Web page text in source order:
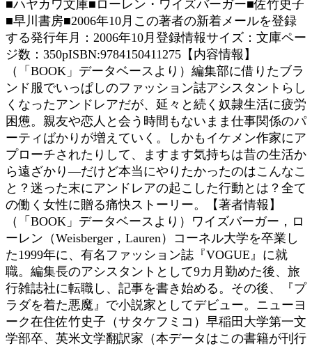
■ハヤカワ文庫■ローレン・ワイズバーガー■佐竹史子
■早川書房■2006年10月この著者の新着メールを登録
する発行年月：2006年10月登録情報サイズ：文庫ペー
ジ数：350pISBN:9784150411275【内容情報】
（「BOOK」データベースより）編集部に借りたブラ
ンド服でいっぱしのファッション誌アシスタントらし
くなったアンドレアだが、延々と続く奴隷生活に疲労
困憊。親友や恋人と会う時間もないまま仕事関係のパ
ーティばかりが増えていく。しかもイケメン作家にア
プローチされたりして、ますます気持ちは昔の生活か
ら遠ざかり—だけど本当にやりたかったのはこんなこ
と？迷った末にアンドレアの起こした行動とは？全て
の働く女性に贈る痛快ストーリー。【著者情報】
（「BOOK」データベースより）ワイズバーガー，ロ
ーレン（Weisberger，Lauren）コーネル大学を卒業し
た1999年に、有名ファッション誌『VOGUE』に就
職。編集長のアシスタントとして9カ月勤めた後、旅
行雑誌社に転職し、記事を書き始める。その後、『プ
ラダを着た悪魔』で小説家としてデビュー。ニューヨ
ーク在住佐竹史子（サタケフミコ）早稲田大学第一文
学部卒、英米文学翻訳家（本データはこの書籍が刊行